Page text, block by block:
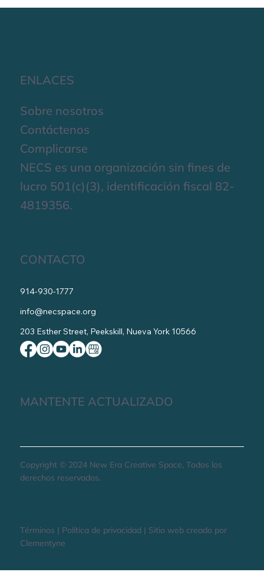
ENLACES
Sobre nosotros
Contáctenos
Complicarse
NECS es una organización sin fines de
lucro 501(c)(3), identificación fiscal 82-
4819356.
CONTACTO
914-930-1777
info@necspace.org
203 Esther Street, Peekskill, Nueva York 10566
MANTENTE ACTUALIZADO
Copyright © 2024 New Era Creative Space, Todos los
derechos reservados.
Términos | Política de privacidad | Sitio web creado por
Clementyne